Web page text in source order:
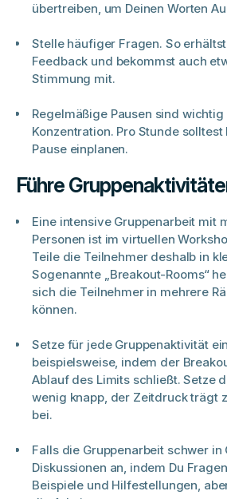
übertreiben, um Deinen Worten
Stelle häufiger Fragen. So
Feedback und bekommst auch
Stimmung mit.
Regelmäßige Pausen sind
Konzentration. Pro Stunde
Pause einplanen.
Führe
Eine intensive Gruppenarbeit mit
Personen ist im virtuellen
Teile die Teilnehmer deshalb in
Sogenannte „Breakout-Rooms“
sich die Teilnehmer in mehrere
können.
Setze für jede Gruppenaktivität
beispielsweise, indem der
Ablauf des Limits schließt. Setze
wenig knapp, der Zeitdruck trägt
bei.
Falls die Gruppenarbeit schwer in
Diskussionen an, indem Du
Beispiele und Hilfestellungen,